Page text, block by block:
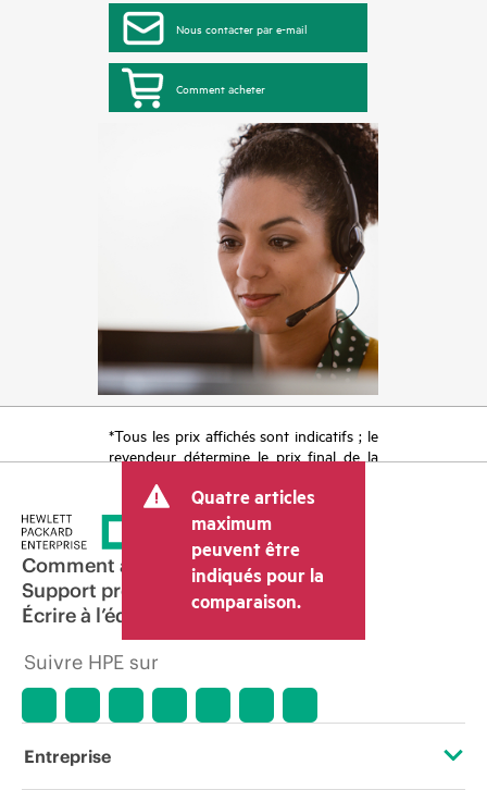
Nous contacter par e-mail
Comment acheter
*Tous les prix affichés sont indicatifs ; le
revendeur détermine le prix final de la
tels que la TVA ou les taxes sur la vente
et les frais d’expédition. Le prix de la
transaction déterminé par le revendeur
peut varier par rapport à d’autres
revendeurs et au prix indicatif affiché.
Les prix indicatifs peuvent inclure des
offres promotionnelles limitées dans le
temps. HPE se réserve le droit d’ajuster
les prix à tout moment pour diverses
raisons, notamment, mais sans s’y limiter,
l’arrêt d’un produit, la disponibilité
période de promotion et des erreurs
Quatre articles
maximum
peuvent être
indiqués pour la
comparaison.
Comment acheter
Support produit
Écrire à l’équipe commerciale
Suivre HPE sur
Entreprise